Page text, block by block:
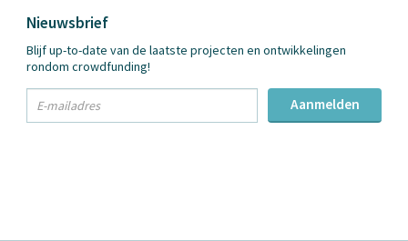
Nieuwsbrief
Blijf up-to-date van de laatste projecten en ontwikkelingen
rondom crowdfunding!
Email
Aanmelden